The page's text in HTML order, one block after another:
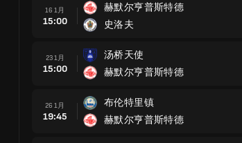
16 1月
15:00
赫默尔亨普斯特德
史洛夫
23 1月
15:00
汤桥天使
赫默尔亨普斯特德
26 1月
19:45
布伦特里镇
赫默尔亨普斯特德